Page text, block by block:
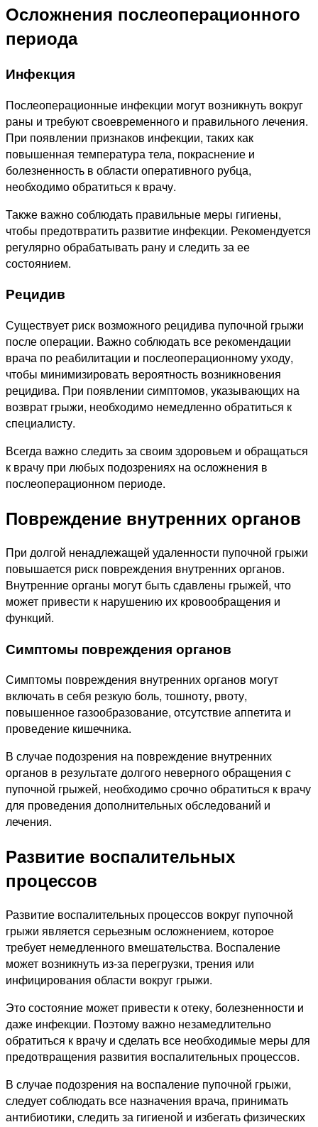
Осложнения послеоперационного
периода
Инфекция
Послеоперационные инфекции могут возникнуть вокруг
раны и требуют своевременного и правильного лечения.
При появлении признаков инфекции, таких как
повышенная температура тела, покраснение и
болезненность в области оперативного рубца,
необходимо обратиться к врачу.
Также важно соблюдать правильные меры гигиены,
чтобы предотвратить развитие инфекции. Рекомендуется
регулярно обрабатывать рану и следить за ее
состоянием.
Рецидив
Существует риск возможного рецидива пупочной грыжи
после операции. Важно соблюдать все рекомендации
врача по реабилитации и послеоперационному уходу,
чтобы минимизировать вероятность возникновения
рецидива. При появлении симптомов, указывающих на
возврат грыжи, необходимо немедленно обратиться к
специалисту.
Всегда важно следить за своим здоровьем и обращаться
к врачу при любых подозрениях на осложнения в
послеоперационном периоде.
Повреждение внутренних органов
При долгой ненадлежащей удаленности пупочной грыжи
повышается риск повреждения внутренних органов.
Внутренние органы могут быть сдавлены грыжей, что
может привести к нарушению их кровообращения и
функций.
Симптомы повреждения органов
Симптомы повреждения внутренних органов могут
включать в себя резкую боль, тошноту, рвоту,
повышенное газообразование, отсутствие аппетита и
проведение кишечника.
В случае подозрения на повреждение внутренних
органов в результате долгого неверного обращения с
пупочной грыжей, необходимо срочно обратиться к врачу
для проведения дополнительных обследований и
лечения.
Развитие воспалительных
процессов
Развитие воспалительных процессов вокруг пупочной
грыжи является серьезным осложнением, которое
требует немедленного вмешательства. Воспаление
может возникнуть из-за перегрузки, трения или
инфицирования области вокруг грыжи.
Это состояние может привести к отеку, болезненности и
даже инфекции. Поэтому важно незамедлительно
обратиться к врачу и сделать все необходимые меры для
предотвращения развития воспалительных процессов.
В случае подозрения на воспаление пупочной грыжи,
следует соблюдать все назначения врача, принимать
антибиотики, следить за гигиеной и избегать физических